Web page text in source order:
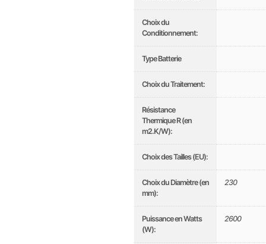
Choix du
Conditionnement:
Type Batterie
Choix du Traitement:
Résistance
Thermique R (en
m2.K/W):
Choix des Tailles (EU):
Choix du Diamètre (en
mm):
230
Puissance en Watts
(W):
2600